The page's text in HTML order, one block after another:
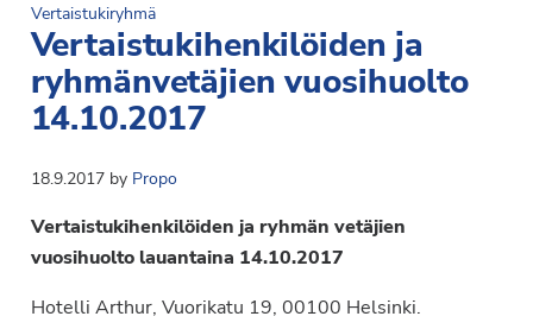
Vertaistukiryhmä
Vertaistukihenkilöiden ja
ryhmänvetäjien vuosihuolto
14.10.2017
18.9.2017by Propo
Vertaistukihenkilöiden ja ryhmän vetäjien
vuosihuolto lauantaina 14.10.2017
Hotelli Arthur, Vuorikatu 19, 00100 Helsinki.